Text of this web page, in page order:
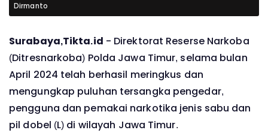
Dirmanto
Surabaya,Tikta.id - Direktorat Reserse Narkoba
(Ditresnarkoba) Polda Jawa Timur, selama bulan
April 2024 telah berhasil meringkus dan
mengungkap puluhan tersangka pengedar,
pengguna dan pemakai narkotika jenis sabu dan
pil dobel (L) di wilayah Jawa Timur.